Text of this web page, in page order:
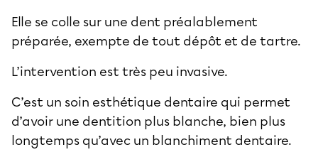
Elle se colle sur une dent préalablement
préparée, exempte de tout dépôt et de tartre.
L’intervention est très peu invasive.
C’est un soin esthétique dentaire qui permet
d’avoir une dentition plus blanche, bien plus
longtemps qu’avec un blanchiment dentaire.